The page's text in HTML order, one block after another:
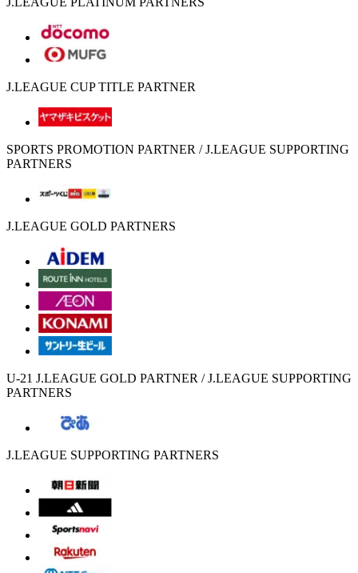
J.LEAGUE CUP TITLE PARTNER
SPORTS PROMOTION PARTNER / J.LEAGUE SUPPORTING
PARTNERS
J.LEAGUE GOLD PARTNERS
U-21 J.LEAGUE GOLD PARTNER / J.LEAGUE SUPPORTING
PARTNERS
J.LEAGUE SUPPORTING PARTNERS